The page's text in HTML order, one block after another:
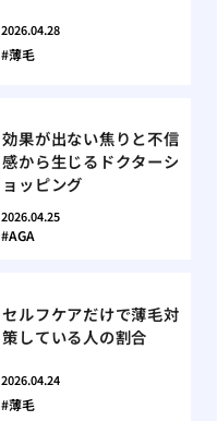
2026.04.28
薄毛
効果が出ない焦りと不信
感から生じるドクターシ
ョッピング
2026.04.25
AGA
セルフケアだけで薄毛対
策している人の割合
2026.04.24
薄毛